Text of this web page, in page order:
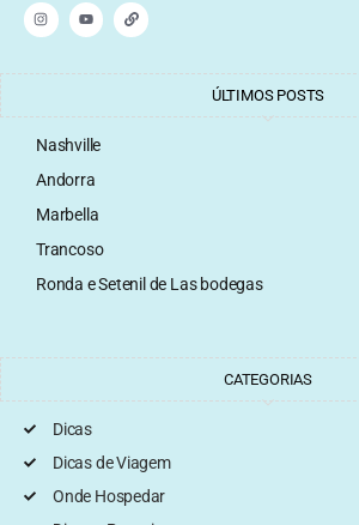
ÚLTIMOS POSTS
Nashville
Andorra
Marbella
Trancoso
Ronda e Setenil de Las bodegas
CATEGORIAS
Dicas
Dicas de Viagem
Onde Hospedar